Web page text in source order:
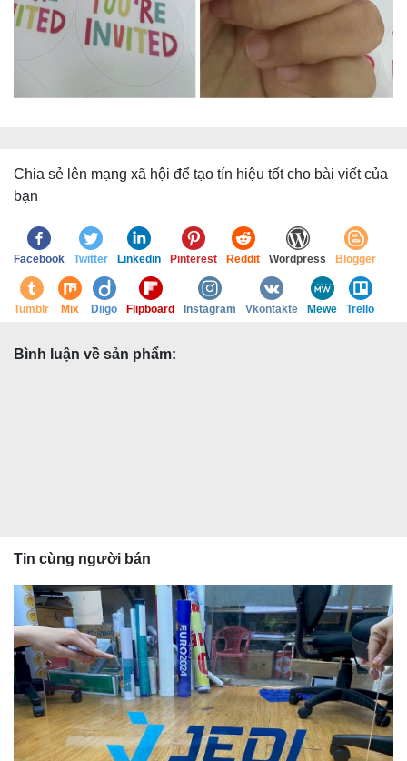
Chia sẻ lên mạng xã hội để tạo tín hiệu tốt cho bài viết của
bạn
Facebook Twitter Linkedin Pinterest Reddit Wordpress Blogger
Tumblr Mix Diigo Flipboard Instagram Vkontakte Mewe Trello
Bình luận về sản phẩm:
Tin cùng người bán